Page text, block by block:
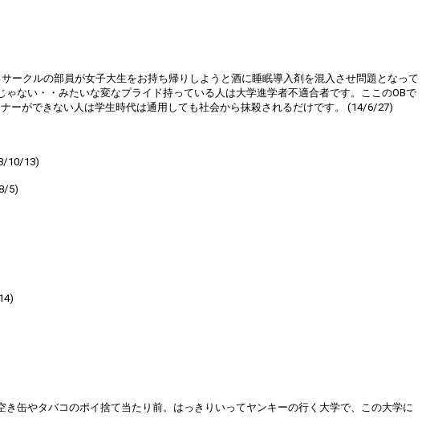
ークルの部員が女子大生をお持ち帰りしようと酒に睡眠導入剤を混入させ問題となって
ない・・みたいな変なプライド持っている人は大学進学者不適合者です。ここのOBで
ーができない人は学生時代は通用しても社会から抹殺されるだけです。 (14/6/27)
10/13)
5)
缶やタバコのポイ捨て当たり前。はっきりいってヤンキーの行く大学で、この大学に